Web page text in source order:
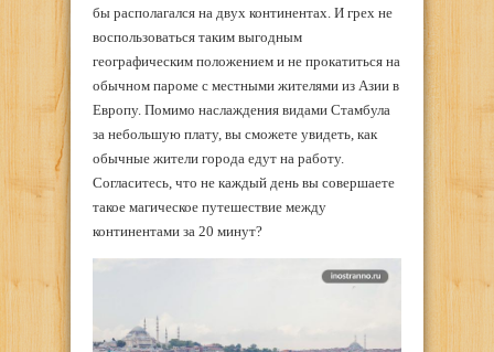
бы располагался на двух континентах. И грех не
воспользоваться таким выгодным
географическим положением и не прокатиться на
обычном пароме с местными жителями из Азии в
Европу. Помимо наслаждения видами Стамбула
за небольшую плату, вы сможете увидеть, как
обычные жители города едут на работу.
Согласитесь, что не каждый день вы совершаете
такое магическое путешествие между
континентами за 20 минут?